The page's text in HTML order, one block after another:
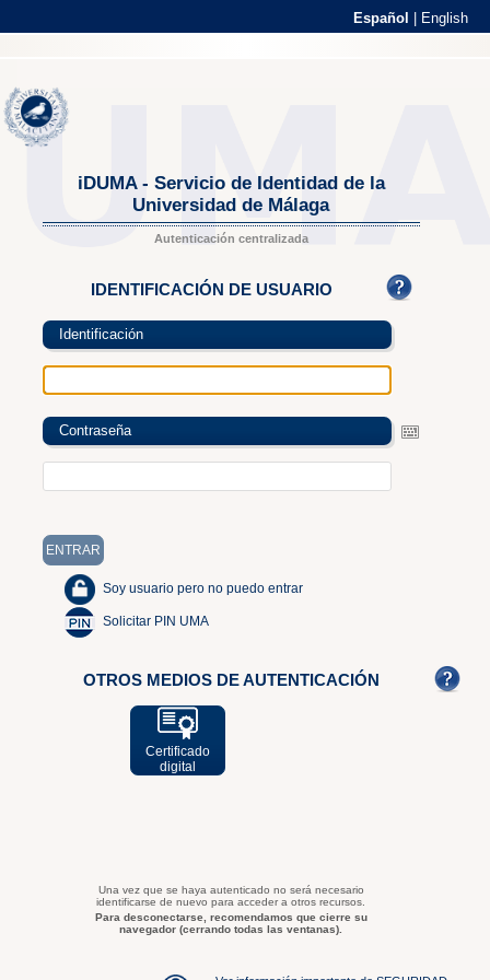
Español English
iDUMA - Servicio de Identidad de la
Universidad de Málaga
Autenticación centralizada
IDENTIFICACIÓN DE USUARIO
Identificación
Contraseña
Soy usuario pero no puedo entrar
Solicitar PIN UMA
OTROS MEDIOS DE AUTENTICACIÓN
Certificado
digital
Una vez que se haya autenticado no será necesario
identificarse de nuevo para acceder a otros recursos.
Para desconectarse, recomendamos que cierre su
navegador (cerrando todas las ventanas).